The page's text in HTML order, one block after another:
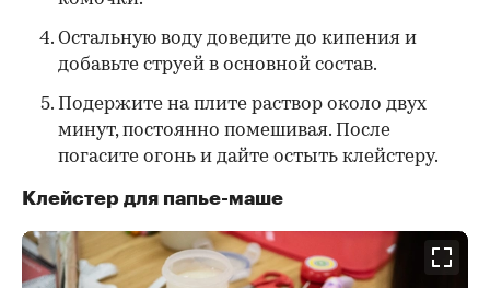
Остальную воду доведите до кипения и
добавьте струей в основной состав.
Подержите на плите раствор около двух
минут, постоянно помешивая. После
погасите огонь и дайте остыть клейстеру.
Клейстер для папье-маше